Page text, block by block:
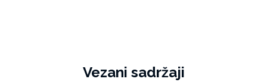
Vezani sadržaji